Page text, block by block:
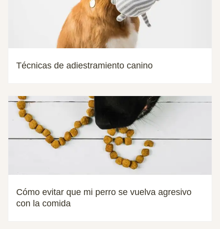
Técnicas de adiestramiento canino
Cómo evitar que mi perro se vuelva agresivo
con la comida